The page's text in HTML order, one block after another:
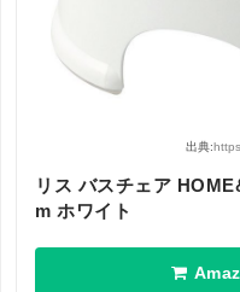
出典:
リス バスチェア
m ホワイト